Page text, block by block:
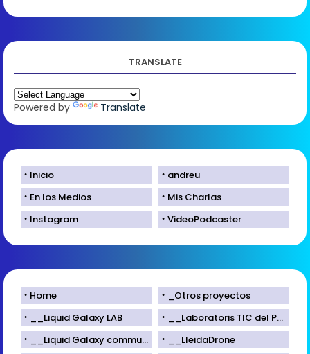
TRANSLATE
Powered by Translate
Inicio
andreu
En los Medios
Mis Charlas
Instagram
VideoPodcaster
Home
_Otros proyectos
__Liquid Galaxy LAB
__Laboratoris TIC del Parc Científic de Lleida
__Liquid Galaxy community
__LleidaDrone